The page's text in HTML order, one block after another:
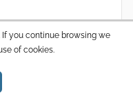
you continue browsing we
of cookies.